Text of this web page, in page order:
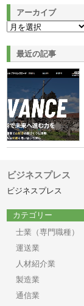
アーカイブ
最近の記事
ビジネスプレス
ビジネスプレス
カテゴリー
士業（専門職種）
運送業
人材紹介業
製造業
通信業